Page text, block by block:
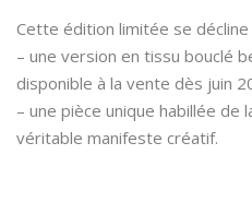
Cette édition limitée se
– une version en tissu bouclé
disponible à la vente dès juin
– une pièce unique habillée de
véritable manifeste créatif.